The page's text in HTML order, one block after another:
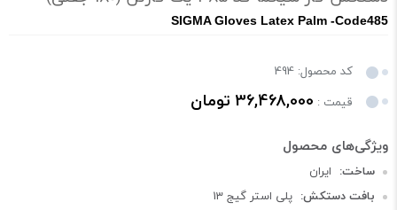
SIGMA Gloves Latex Palm -Code485
کد محصول: 494
قیمت : 36,468,000 تومان
ساخت: ایران
بافت دستکش: پلی استر گیج 13